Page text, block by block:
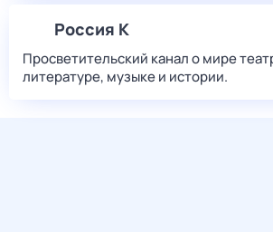
Россия К
Просветительский канал о мире
литературе, музыке и истории.